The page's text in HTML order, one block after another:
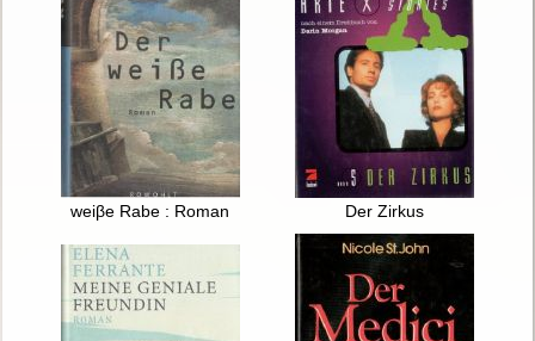
weiβe Rabe : Roman Der Zirkus